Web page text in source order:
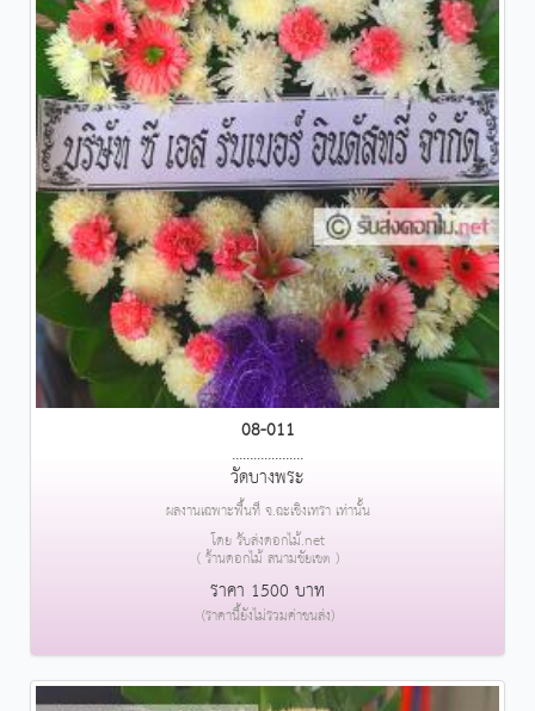
08-011
....................
วัดบางพระ
ผลงานเฉพาะพื้นที่ จ.ฉะเชิงเทรา เท่านั้น
โดย รับส่งดอกไม้.net
( ร้านดอกไม้ สนามชัยเขต )
ราคา 1500 บาท
(ราคานี้ยังไม่รวมค่าขนส่ง)